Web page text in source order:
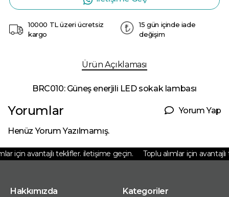
10000 TL üzeri ücretsiz
kargo
15 gün içinde iade
değişim
Ürün Açıklaması
BRC010: Güneş enerjili LED sokak lambası
Yorumlar Yorum Yap
Henüz Yorum Yazılmamış.
için avantajlı teklifler. iletişime geçin. Toplu alımlar için
Hakkımızda Kategoriler